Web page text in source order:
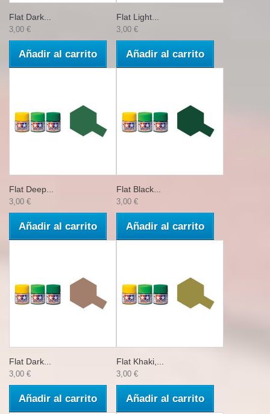
Flat Dark...
3,00 €
Añadir al carrito
Flat Light...
3,00 €
Añadir al carrito
Flat Deep...
3,00 €
Añadir al carrito
Flat Black...
3,00 €
Añadir al carrito
Flat Dark...
3,00 €
Añadir al carrito
Flat Khaki,...
3,00 €
Añadir al carrito